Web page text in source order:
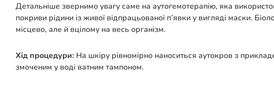
Детальніше звернимо увагу саме на аутогемотерапію, яка
покриви рідини із живої відпрацьованої п’явки у вигляді маски.
місцево, але й вцілому на весь організм.
Хід процедури: На шкіру рівномірно наноситься аутокров з
змоченим у воді ватним тампоном.